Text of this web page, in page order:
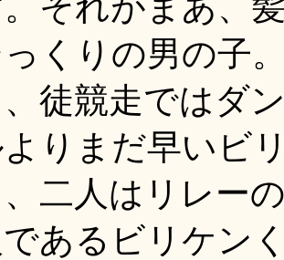
くりの男の子
、徒競走ではダ
りまだ早いビ
、二人はリレー
であるビリケン